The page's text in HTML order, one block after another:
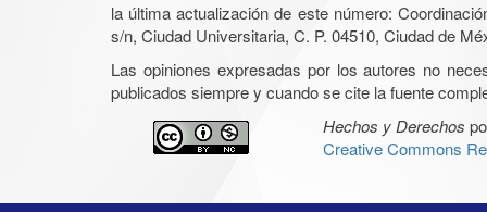
la última actualización de este número:
s/n, Ciudad Universitaria, C. P. 04510, Ciudad de
Las opiniones expresadas por los autores no
publicados siempre y cuando se cite la fuente
Hechos y Derechos
Creative Commons